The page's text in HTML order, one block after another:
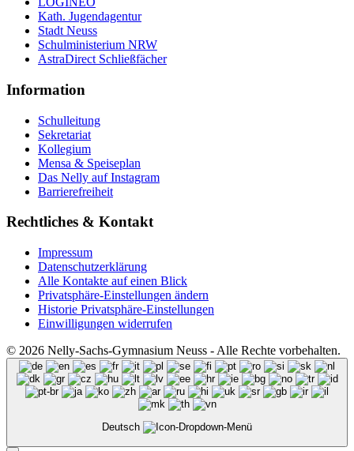
Kath. Jugendagentur
Stadt Neuss
Schulministerium NRW
AstraDirect Schließfächer
Information
Schulleitung
Sekretariat
Kollegium
Mensa & Speiseplan
Das Nelly auf Instagram
Barrierefreiheit
Rechtliches & Kontakt
Impressum
Datenschutzerklärung
Alle Kontakte auf einen Blick
Privatsphäre-Einstellungen ändern
Historie Privatsphäre-Einstellungen
Einwilligungen widerrufen
© 2026 Nelly-Sachs-Gymnasium Neuss - Alle Rechte vorbehalten.
Deutsch